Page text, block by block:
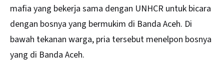
mafia yang bekerja sama dengan UNHCR untuk bicara
dengan bosnya yang bermukim di Banda Aceh. Di
bawah tekanan warga, pria tersebut menelpon bosnya
yang di Banda Aceh.